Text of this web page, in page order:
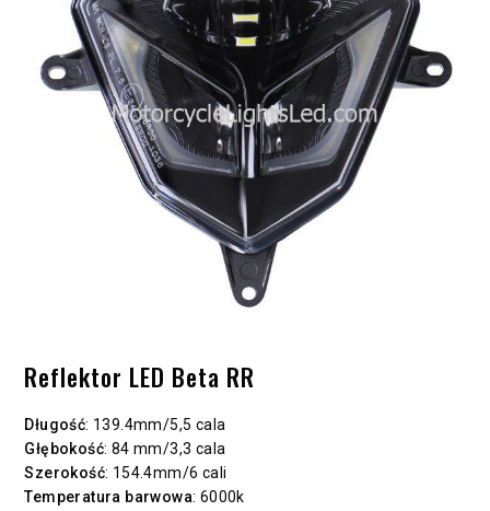
Reflektor LED Beta RR
Długość: 139.4mm/5,5 cala
Głębokość: 84 mm/3,3 cala
Szerokość: 154.4mm/6 cali
Temperatura barwowa: 6000k